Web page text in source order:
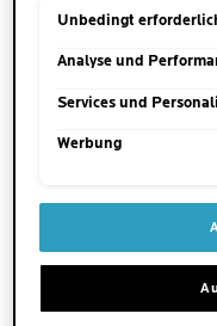
HYALU B5
speichern"). Die Auswahl
unsere
Unbedingt
Analyse und
Services und
Werbung